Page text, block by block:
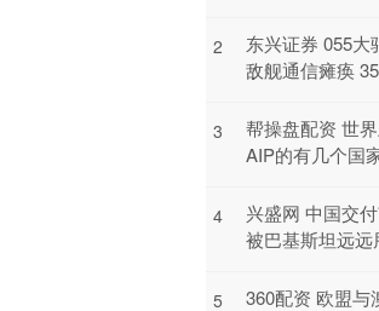
2
东兴证券 055大
敌舰通信瘫痪
3
帮操盘配资 世
AIP的有几个国
4
兴盛网 中国交
被巴基斯坦远远
5 360配资 欧盟与